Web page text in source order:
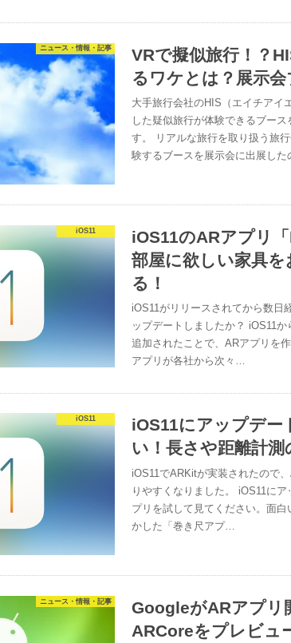
ニュース・情報・記事
VRで擬似旅行！？
るワケとは？展示
大手旅行会社のHIS（エイチアイ
した疑似旅行が体験できるブー
す。 リアルな旅行を取り扱う旅
験するブースを展示会に出展した
iOS11
iOS11のARアプリ
部屋に欲しい家具を
る！
iOS11がリリースされてから数日
ップデートしましたか？ iOS11
追加されたことで、ARアプリを
アプリが各社から次々…
iOS11
iOS11にアップデー
い！長さや距離計測
iOS11でARKitが実装されたので
りやすくなりました。 iOS11に
プリを試して見てください。面
かした「巻き尺アプ…
ニュース・情報・記事
GoogleがARアプリ
ARCoreをプレビュ